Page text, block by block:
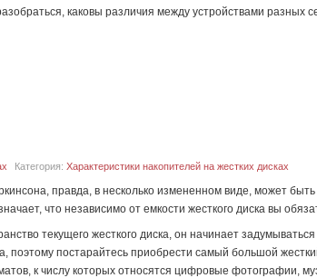
каковы различия между устройствами
Категория: Характеристики накопителей на жестких дисках
правда, в несколько измененном виде, может
что независимо от емкости жесткого диска вы
текущего жесткого диска, он начинает
поэтому постарайтесь приобрести самый большой
к числу которых относятся цифровые фотографии,